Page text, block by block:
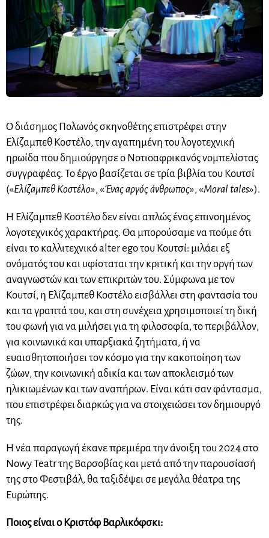
Ο διάσημος Πολωνός σκηνοθέτης επιστρέφει στην
Ελίζαμπεθ Κοστέλο, την αγαπημένη του λογοτεχνική
ηρωίδα που δημιούργησε ο Νοτιοαφρικανός νομπελίστας
συγγραφέας. Το έργο βασίζεται σε τρία βιβλία του Κουτσί
(«Ελίζαμπεθ Κοστέλο», «Ένας αργός άνθρωπος», «Moral tales»).
Η Ελίζαμπεθ Κοστέλο δεν είναι απλώς ένας επινοημένος
λογοτεχνικός χαρακτήρας. Θα μπορούσαμε να πούμε ότι
είναι το καλλιτεχνικό alter ego του Κουτσί: μιλάει εξ
ονόματός του και υφίσταται την κριτική και την οργή των
αναγνωστών και των επικριτών του. Σύμφωνα με τον
Κουτσί, η Ελίζαμπεθ Κοστέλο εισβάλλει στη φαντασία του
και τα γραπτά του, και στη συνέχεια χρησιμοποιεί τη δική
του φωνή για να μιλήσει για τη φιλοσοφία, το περιβάλλον,
για κοινωνικά και υπαρξιακά ζητήματα, ή να
ευαισθητοποιήσει τον κόσμο για την κακοποίηση των
ζώων, την κοινωνική αδικία και των αποκλεισμό των
ηλικιωμένων και των αναπήρων. Είναι κάτι σαν φάντασμα,
που επιστρέφει διαρκώς για να στοιχειώσει τον δημιουργό
της.
Η νέα παραγωγή έκανε πρεμιέρα την άνοιξη του 2024 στο
Nowy Teatr της Βαρσοβίας και μετά από την παρουσίασή
της στο Φεστιβάλ, θα ταξιδέψει σε μεγάλα θέατρα της
Ευρώπης.
Ποιος είναι ο Κριστόφ Βαρλικόφσκι: